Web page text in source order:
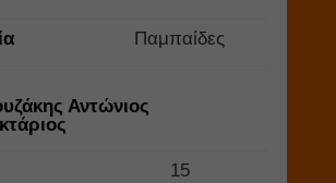
Παμπαίδες
Αντώνιος
15